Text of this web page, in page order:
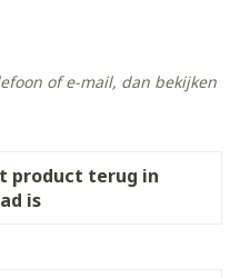
product terug in
is
of e-mail, dan bekijken